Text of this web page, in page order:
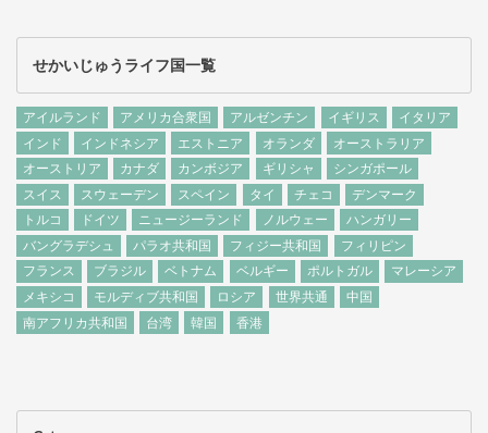
せかいじゅうライフ国一覧
アイルランド アメリカ合衆国 アルゼンチン イギリス
イタリア
インド
インドネシア エストニア オランダ
オーストラリア
オーストリア
カナダ カンボジア ギリシャ
シンガポール
スイス
スウェーデン スペイン タイ チェコ
デンマーク
トルコ
ドイツ ニュージーランド ノルウェー
ハンガリー
バングラデシュ
パラオ共和国 フィジー共和国
フィリピン
フランス
ブラジル ベトナム ベルギー ポルトガル
マレーシア
メキシコ
モルディブ共和国 ロシア 世界共通
中国
南アフリカ共和国
台湾 韓国 香港